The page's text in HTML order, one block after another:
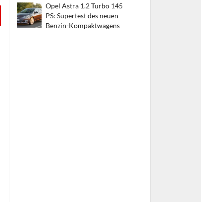
Opel Astra 1.2 Turbo 145
PS: Supertest des neuen
Benzin-Kompaktwagens